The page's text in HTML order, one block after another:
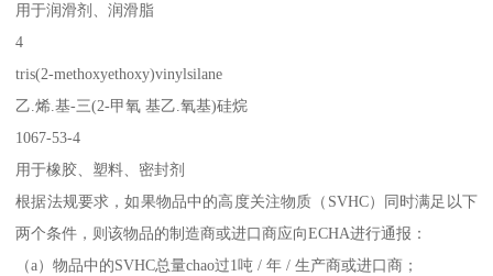
用于润滑剂、润滑脂
4
tris(2-methoxyethoxy)vinylsilane
乙.烯.基-三(2-甲氧 基乙.氧基)硅烷
1067-53-4
用于橡胶、塑料、密封剂
根据法规要求，如果物品中的高度关注物质（SVHC）同时满足以下
两个条件，则该物品的制造商或进口商应向ECHA进行通报：
（a）物品中的SVHC总量chao过1吨 / 年 / 生产商或进口商；